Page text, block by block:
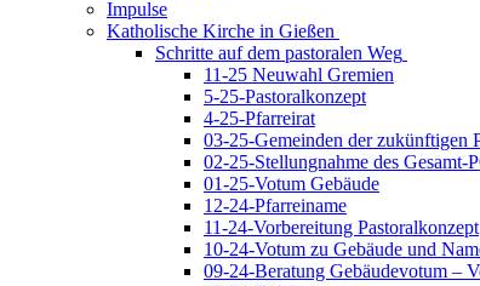
Impulse
Katholische Kirche in Gießen
Schritte auf dem pastoralen Weg
11-25 Neuwahl Gremien
5-25-Pastoralkonzept
4-25-Pfarreirat
03-25-Gemeinden der zukünftigen
02-25-Stellungnahme des Gesamt-
01-25-Votum Gebäude
12-24-Pfarreiname
11-24-Vorbereitung Pastoralkonzept
10-24-Votum zu Gebäude und
09-24-Beratung Gebäudevotum –